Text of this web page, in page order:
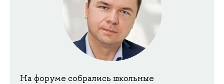
На форуме собрались школьные